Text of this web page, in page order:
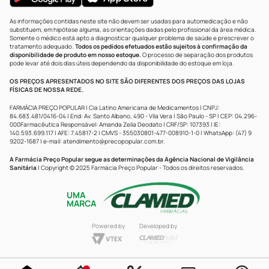
As informações contidas neste site não devem ser usadas para automedicação e não
substituem, em hipótese alguma, as orientações dadas pelo profissional da área médica.
Somente o médico está apto a diagnosticar qualquer problema de saúde e prescrever o
tratamento adequado. Todos os pedidos efetuados estão sujeitos à confirmação da
disponibilidade de produto em nosso estoque.O processo de separação dos produtos
pode levar até dois dias úteis dependendo da disponibilidade do estoque em loja.
OS PREÇOS APRESENTADOS NO SITE SÃO DIFERENTES DOS PREÇOS DAS LOJAS
FÍSICAS DE NOSSA REDE.
FARMÁCIA PREÇO POPULAR | Cia Latino Americana de Medicamentos | CNPJ:
84.683.481/0416-04 | End: Av. Santo Albano, 490 - Vila Vera | São Paulo - SP | CEP: 04.296-
000Farmacêutica Responsável: Amanda Zelia Deodato | CRF/SP: 107393 | IE:
140.593.699.117 | AFE: 7.45817-2 | CMVS - 355030801-477-008910-1-0 | WhatsApp: (47) 9
9202-1687 | e-mail: atendimento@precopopular.com.br.
A Farmácia Preço Popular segue as determinações da Agência Nacional de Vigilância
Sanitária | Copyright © 2025 Farmácia Preço Popular - Todos os direitos reservados.
UMA
MARCA
Powered by Developed by